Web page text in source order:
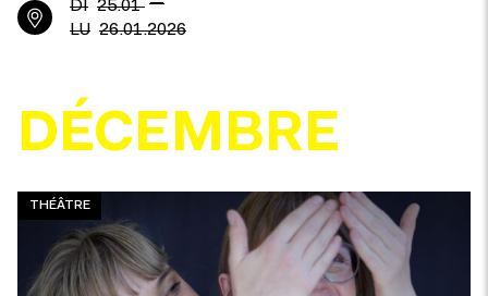
DI 25.01
LU 26.01.2026
DÉCEMBRE
THÉÂTRE